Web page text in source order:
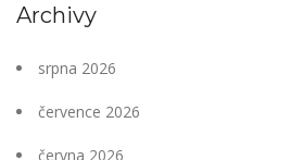
Archivy
srpna 2026
července 2026
června 2026